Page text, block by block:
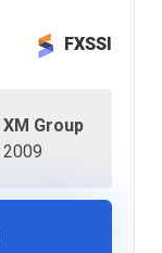
FXSSI
XM Group
2009